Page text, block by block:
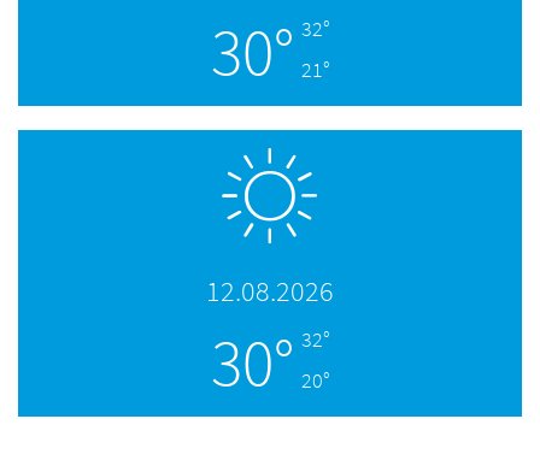
30° 32°
21°
12.08.2026
30° 32°
20°